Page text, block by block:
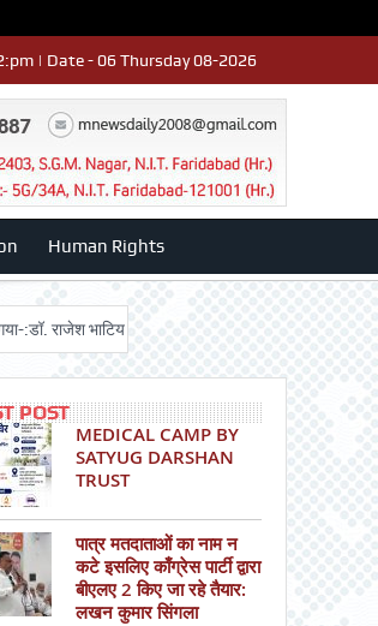
| Date - 06 Thursday 08-2026
Human Rights
भाटिया Admission advertisment श्री
POST
MEDICAL CAMP BY
SATYUG DARSHAN
TRUST
पात्र मतदाताओं का नाम न
कटे इसलिए काँग्रेस पार्टी द्वारा
बीएलए 2 किए जा रहे तैयार:
लखन कुमार सिंगला